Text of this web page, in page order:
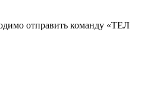
отправить команду «ТЕЛ